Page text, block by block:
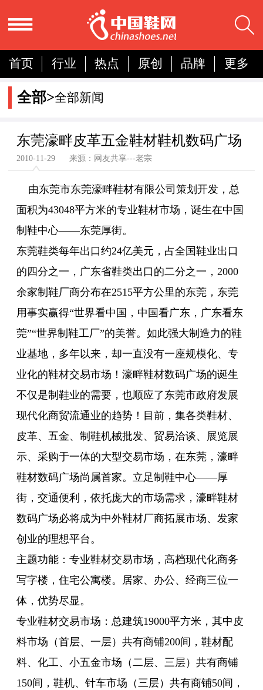
首页 行业 热点 原创 品牌
更多
国内
国际
分析
全部>全部新闻
东莞濠畔皮革五金鞋材鞋机数码广场
2010-11-29 来源：网友共享---老宗
由东莞市东莞濠畔鞋材有限公司策划开发，总
面积为43048平方米的专业鞋材市场，诞生在中国
制鞋中心——东莞厚街。
东莞鞋类每年出口约24亿美元，占全国鞋业出口
的四分之一，广东省鞋类出口的二分之一，2000
余家制鞋厂商分布在2515平方公里的东莞，东莞
用事实赢得“世界看中国，中国看广东，广东看东
莞”“世界制鞋工厂”的美誉。如此强大制造力的鞋
业基地，多年以来，却一直没有一座规模化、专
业化的鞋材交易市场！濠畔鞋材数码广场的诞生
不仅是制鞋业的需要，也顺应了东莞市政府发展
现代化商贸流通业的趋势！目前，集各类鞋材、
皮革、五金、制鞋机械批发、贸易洽谈、展览展
示、采购于一体的大型交易市场，在东莞，濠畔
鞋材数码广场尚属首家。立足制鞋中心——厚
街，交通便利，依托庞大的市场需求，濠畔鞋材
数码广场必将成为中外鞋材厂商拓展市场、发家
创业的理想平台。
主题功能：专业鞋材交易市场，高档现代化商务
写字楼，住宅公寓楼。居家、办公、经商三位一
体，优势尽显。
专业鞋材交易市场：总建筑19000平方米，其中皮
料市场（首层、一层）共有商铺200间，鞋材配
料、化工、小五金市场（二层、三层）共有商铺
150间，鞋机、针车市场（三层）共有商铺50间，